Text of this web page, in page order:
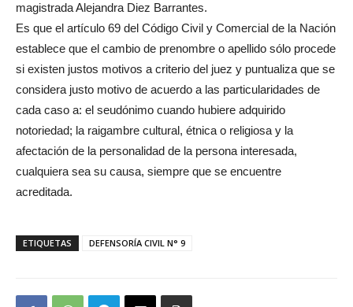
magistrada Alejandra Diez Barrantes.
Es que el artículo 69 del Código Civil y Comercial de la Nación
establece que el cambio de prenombre o apellido sólo procede
si existen justos motivos a criterio del juez y puntualiza que se
considera justo motivo de acuerdo a las particularidades de
cada caso a: el seudónimo cuando hubiere adquirido
notoriedad; la raigambre cultural, étnica o religiosa y la
afectación de la personalidad de la persona interesada,
cualquiera sea su causa, siempre que se encuentre
acreditada.
ETIQUETAS DEFENSORÍA CIVIL N° 9